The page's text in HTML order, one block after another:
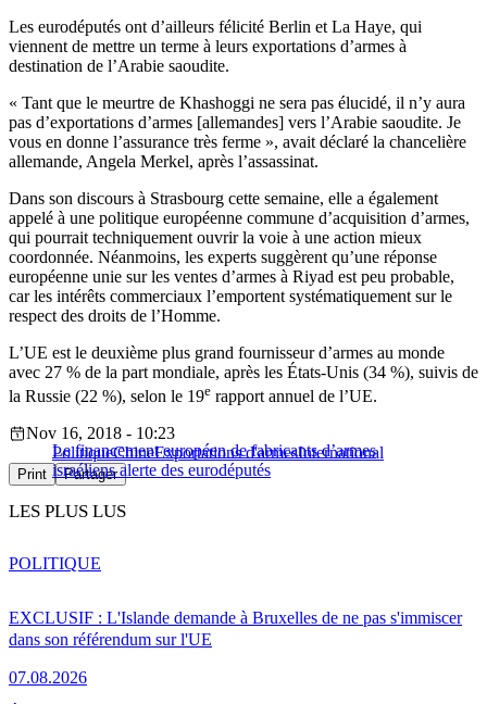
Les eurodéputés ont d’ailleurs félicité Berlin et La Haye, qui
viennent de mettre un terme à leurs exportations d’armes à
destination de l’Arabie saoudite.
« Tant que le meurtre de Khashoggi ne sera pas élucidé, il n’y aura
pas d’exportations d’armes [allemandes] vers l’Arabie saoudite. Je
vous en donne l’assurance très ferme », avait déclaré la chancelière
allemande, Angela Merkel, après l’assassinat.
Dans son discours à Strasbourg cette semaine, elle a également
appelé à une politique européenne commune d’acquisition d’armes,
qui pourrait techniquement ouvrir la voie à une action mieux
coordonnée. Néanmoins, les experts suggèrent qu’une réponse
européenne unie sur les ventes d’armes à Riyad est peu probable,
car les intérêts commerciaux l’emportent systématiquement sur le
respect des droits de l’Homme.
L’UE est le deuxième plus grand fournisseur d’armes au monde
avec 27 % de la part mondiale, après les États-Unis (34 %), suivis de
la Russie (22 %), selon le 19e rapport annuel de l’UE.
Le financement européen de fabricants d’armes
israéliens alerte des eurodéputés
Nov 16, 2018 - 10:23
PolitiqueChineExportations d'armesInternational
Print Partager
LES PLUS LUS
EXCLUSIF : L'Islande demande à Bruxelles de ne pas s'immiscer
dans son référendum sur l'UE
07.08.2026
POLITIQUE